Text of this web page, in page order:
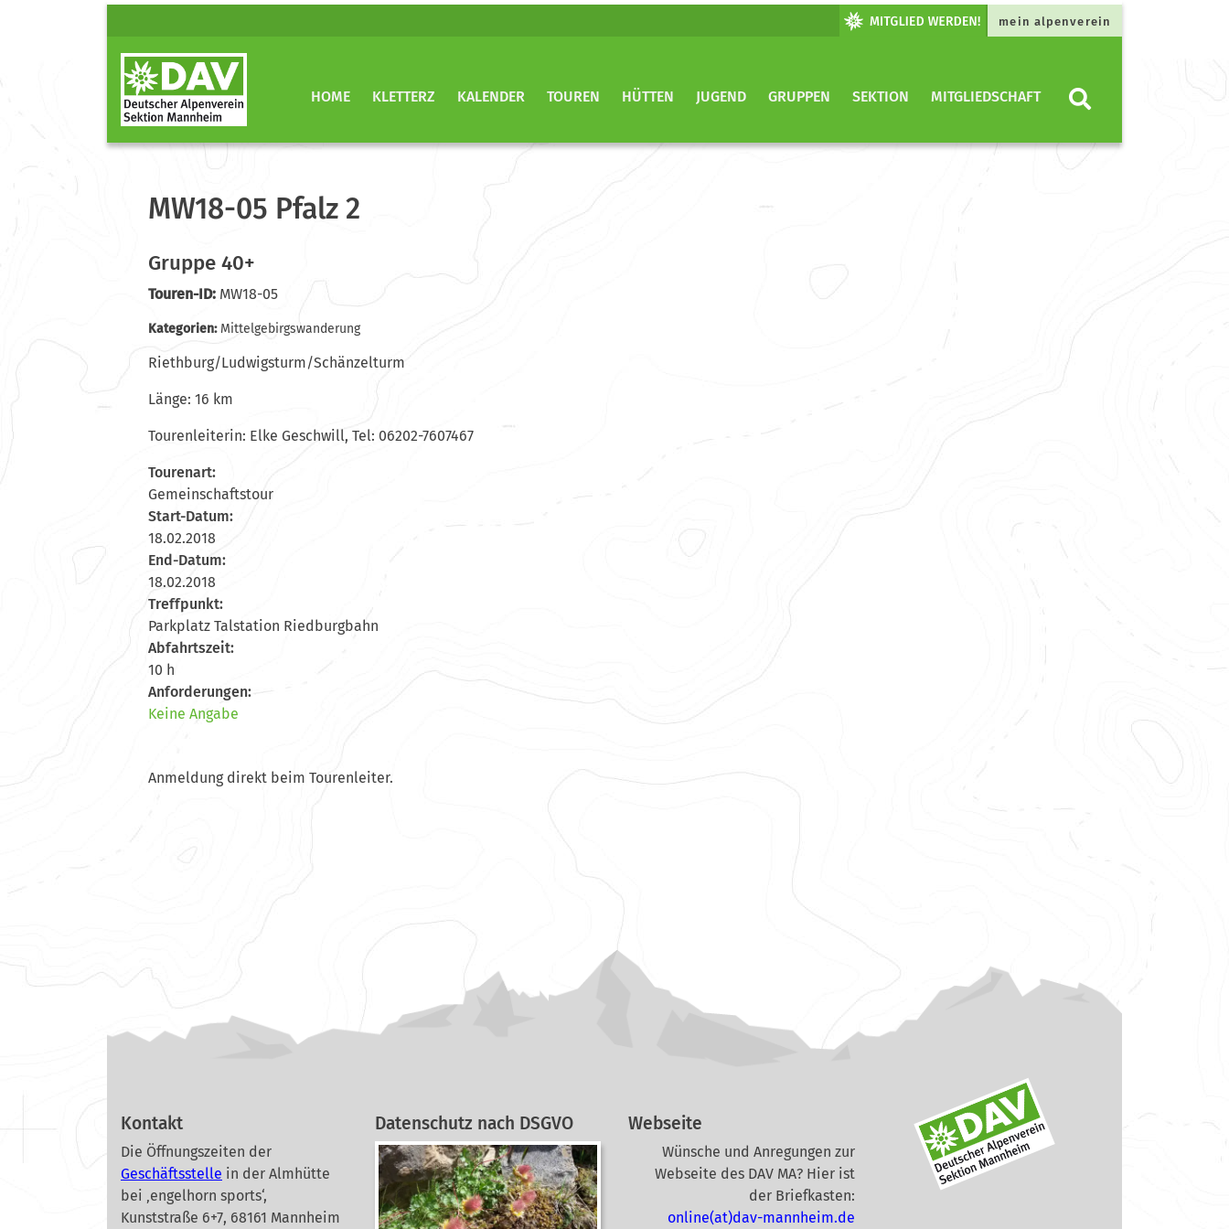
mein alpenverein
HOME KLETTERZ KALENDER TOUREN HÜTTEN JUGEND GRUPPEN SEKTION MITGLIEDSCHAFT
MW18-05 Pfalz 2
Gruppe 40+
Touren-ID: MW18-05
Kategorien: Mittelgebirgswanderung
Riethburg/Ludwigsturm/Schänzelturm
Länge: 16 km
Tourenleiterin: Elke Geschwill, Tel: 06202-7607467
Tourenart:
Gemeinschaftstour
Start-Datum:
18.02.2018
End-Datum:
18.02.2018
Treffpunkt:
Parkplatz Talstation Riedburgbahn
Abfahrtszeit:
10 h
Anforderungen:
Keine Angabe
Anmeldung direkt beim Tourenleiter.
Kontakt
Die Öffnungszeiten der
Geschäftsstelle in der Almhütte
bei ‚engelhorn sports‘,
Kunststraße 6+7, 68161 Mannheim
Datenschutz nach DSGVO Webseite
Wünsche und Anregungen zur
Webseite des DAV MA? Hier ist
der Briefkasten:
online(at)dav-mannheim.de